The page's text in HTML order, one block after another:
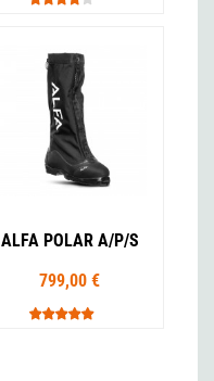
ALFA POLAR A/P/S
799,00 €